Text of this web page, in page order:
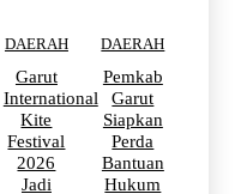
DAERAH
Garut
International
Kite
Festival
2026
Jadi
DAERAH
Pemkab
Garut
Siapkan
Perda
Bantuan
Hukum